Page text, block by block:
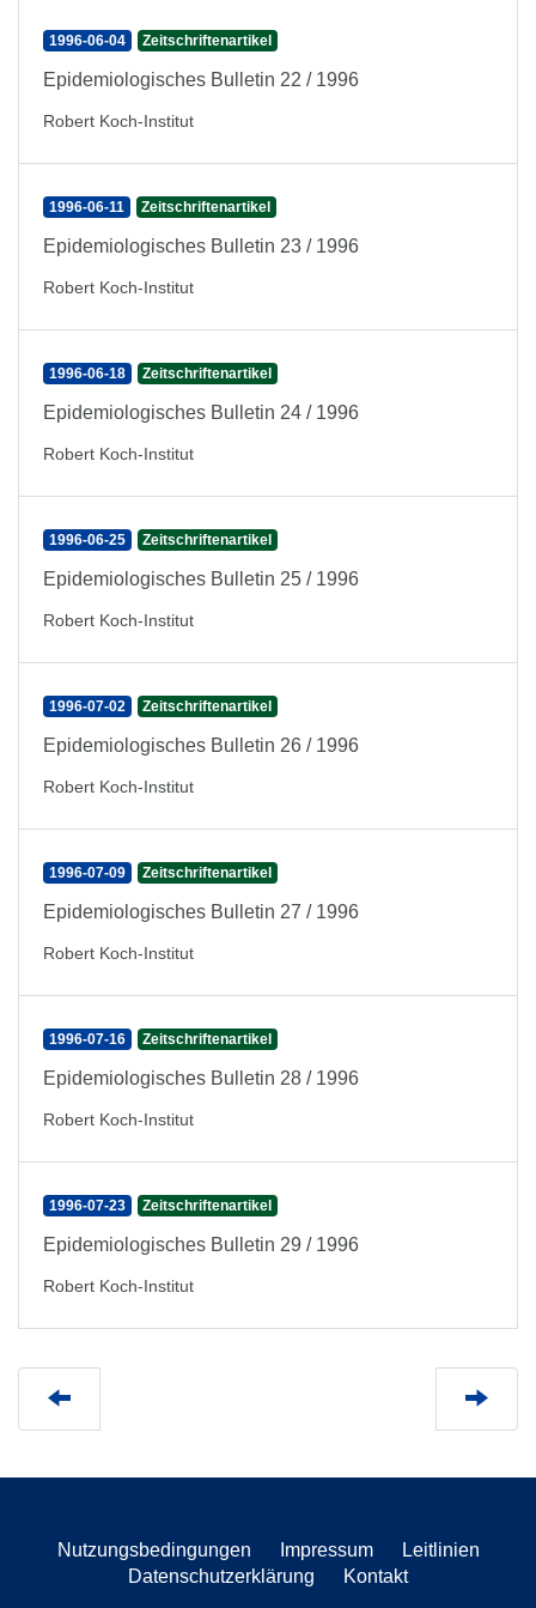
1996-06-04 Zeitschriftenartikel
Epidemiologisches Bulletin 22 / 1996
Robert Koch-Institut
1996-06-11 Zeitschriftenartikel
Epidemiologisches Bulletin 23 / 1996
Robert Koch-Institut
1996-06-18 Zeitschriftenartikel
Epidemiologisches Bulletin 24 / 1996
Robert Koch-Institut
1996-06-25 Zeitschriftenartikel
Epidemiologisches Bulletin 25 / 1996
Robert Koch-Institut
1996-07-02 Zeitschriftenartikel
Epidemiologisches Bulletin 26 / 1996
Robert Koch-Institut
1996-07-09 Zeitschriftenartikel
Epidemiologisches Bulletin 27 / 1996
Robert Koch-Institut
1996-07-16 Zeitschriftenartikel
Epidemiologisches Bulletin 28 / 1996
Robert Koch-Institut
1996-07-23 Zeitschriftenartikel
Epidemiologisches Bulletin 29 / 1996
Robert Koch-Institut
Nutzungsbedingungen Impressum
Leitlinien
Datenschutzerklärung
Kontakt